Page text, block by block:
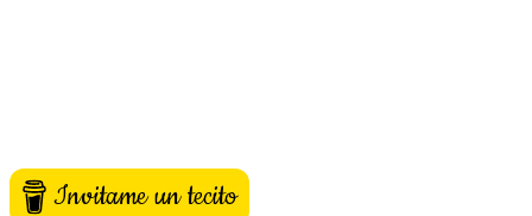
Invitame un tecito